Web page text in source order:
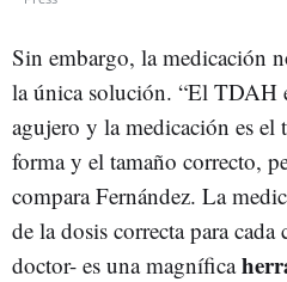
Sin embargo, la medicación
la única solución. “El TDAH
agujero y la medicación es el
forma y el tamaño correcto,
compara Fernández. La
de la dosis correcta para cada
doctor- es una magnífica